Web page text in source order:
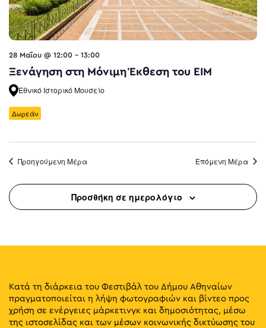
28 Μαΐου @ 12:00 - 13:00
Ξενάγηση στη Μόνιμη Έκθεση του ΕΙΜ
Εθνικό Ιστορικό Μουσείο
Δωρεάν
Προηγούμενη Μέρα Επόμενη Μέρα
Προσθήκη σε ημερολόγιο
Κατά τη διάρκεια του Φεστιβάλ του Δήμου Αθηναίων
πραγματοποιείται η λήψη φωτογραφιών και βίντεο προς
χρήση σε ενέργειες μάρκετινγκ και δημοσιότητας, μέσω
της ιστοσελίδας και των μέσων κοινωνικής δικτύωσης του